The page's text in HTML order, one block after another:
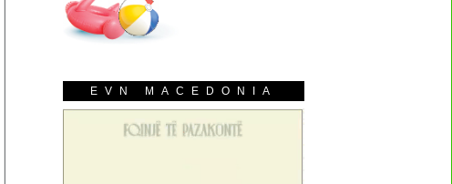
EVN MACEDONIA